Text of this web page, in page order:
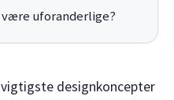
uforanderlige?
designkoncepter